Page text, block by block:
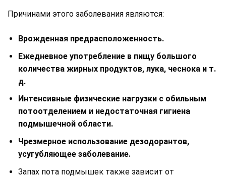
Причинами этого заболевания являются:
Врожденная предрасположенность.
Ежедневное употребление в пищу большого
количества жирных продуктов, лука, чеснока и т.
д.
Интенсивные физические нагрузки с обильным
потоотделением и недостаточная гигиена
подмышечной области.
Чрезмерное использование дезодорантов,
усугубляющее заболевание.
Запах пота подмышек также зависит от